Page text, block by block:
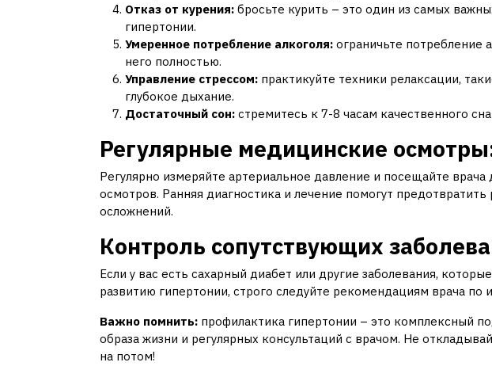
Отказ от курения: бросьте курить – это один из самых
гипертонии.
Умеренное потребление алкоголя: ограничьте потребление
него полностью.
Управление стрессом: практикуйте техники релаксации,
глубокое дыхание.
Достаточный сон: стремитесь к 7-8 часам качественного сна
Регулярные медицинские
Регулярно измеряйте артериальное давление и посещайте врача
осмотров. Ранняя диагностика и лечение помогут предотвратить
осложнений.
Контроль сопутствующих
Если у вас есть сахарный диабет или другие заболевания,
развитию гипертонии, строго следуйте рекомендациям врача по
Важно помнить: профилактика гипертонии – это комплексный
образа жизни и регулярных консультаций с врачом. Не
на потом!